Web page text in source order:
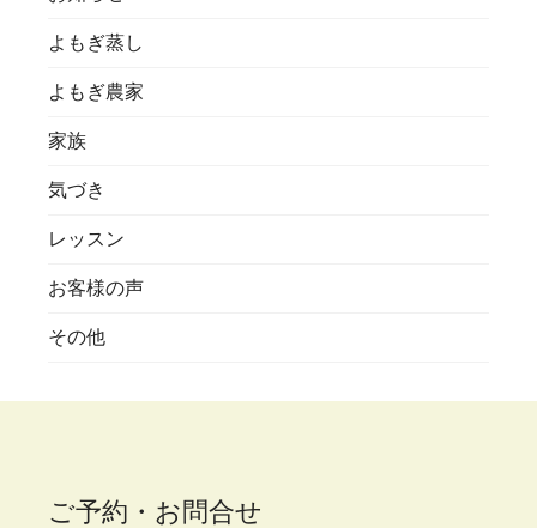
よもぎ蒸し
よもぎ農家
家族
気づき
レッスン
お客様の声
その他
ご予約・お問合せ